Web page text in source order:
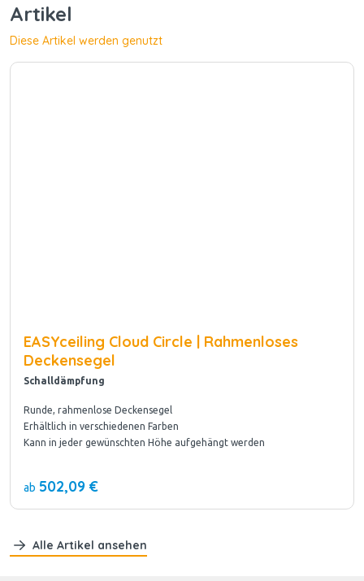
Artikel
Diese Artikel werden genutzt
EASYceiling Cloud Circle | Rahmenloses
Deckensegel
Schalldämpfung
Runde, rahmenlose Deckensegel
Erhältlich in verschiedenen Farben
Kann in jeder gewünschten Höhe aufgehängt werden
ab 502,09 €
Alle Artikel ansehen